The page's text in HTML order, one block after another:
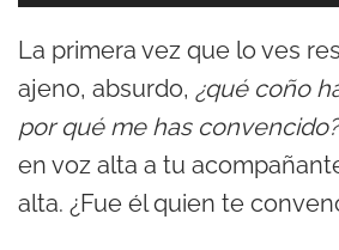
e
p
r
o
d
u
La primera vez que lo ves
ajeno, absurdo, ¿qué coño
por qué me has
en voz alta a tu
alta. ¿Fue él quien te